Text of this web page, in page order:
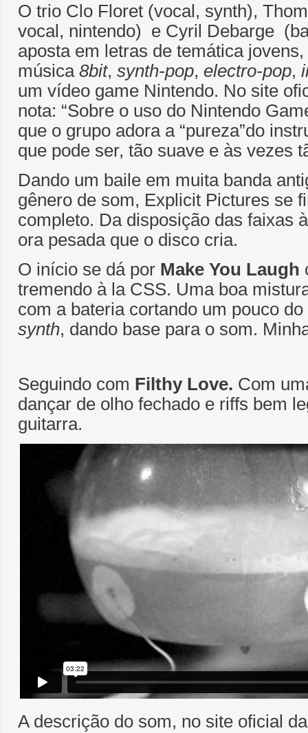
O trio Clo Floret (vocal, synth),
vocal, nintendo) e Cyril Debarge
aposta em letras de temática
música 8bit, synth-pop, electro-pop,
um vídeo game Nintendo. No site
nota: “Sobre o uso do Nintendo
que o grupo adora a “pureza”do
que pode ser, tão suave e às vezes
Dando um baile em muita banda
gênero de som, Explicit Pictures se
completo. Da disposição das faixas
ora pesada que o disco cria.
O início se dá por Make You Laugh
tremendo à la CSS. Uma boa
com a bateria cortando um pouco
synth, dando base para o som.
Seguindo com Filthy Love. Com
dançar de olho fechado e riffs bem
guitarra.
A descrição do som, no site oficial